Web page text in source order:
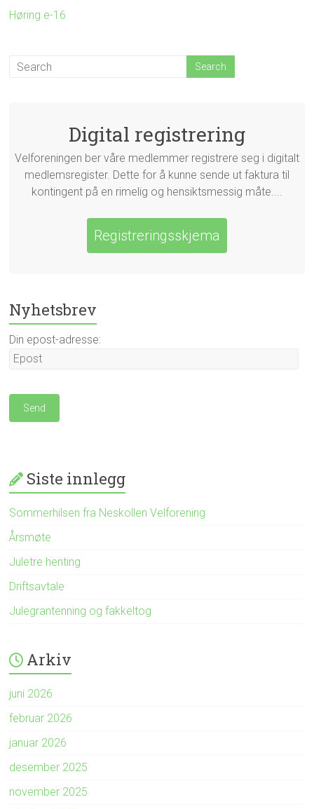
Høring e-16
Digital registrering
Velforeningen ber våre medlemmer registrere seg i digitalt
medlemsregister. Dette for å kunne sende ut faktura til
kontingent på en rimelig og hensiktsmessig måte....
Registreringsskjema
Nyhetsbrev
Din epost-adresse:
Siste innlegg
Sommerhilsen fra Neskollen Velforening
Årsmøte
Juletre henting
Driftsavtale
Julegrantenning og fakkeltog
Arkiv
juni 2026
februar 2026
januar 2026
desember 2025
november 2025